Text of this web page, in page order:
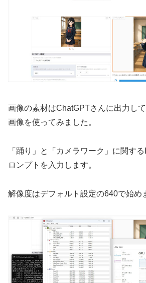
画像の素材はChatGPTさんに出力し
画像を使ってみました。
「踊り」と「カメラワーク」に関す
ロンプトを入力します。
解像度はデフォルト設定の640で始め